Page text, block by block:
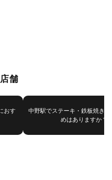
舗
おす
中野駅でステーキ・鉄板焼き
めはありますか？